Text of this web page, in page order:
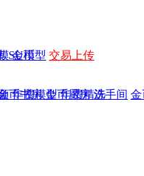
金币
年费模型 年费精选
SU模型 交易上传
币书房 金币厨房 洗手间 金